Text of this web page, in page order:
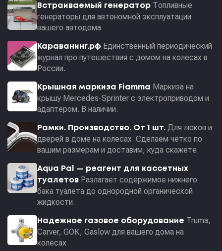
Встраиваемый генератор Топливные
генераторы для автономной эксплуатации
вашего автодома
Караванинг.рф Единственный периодический
журнал про путешествия с домом на колесах в
России.
Крышная маркиза Fiamma Маркиза на
крышу Mercedes-Sprinter с электроприводом и
адаптером. В наличии.
Рамки. Производство. От 1 шт. Для люков и
дверей в доме на колесах. Сделаем чётко по
вашим размерам и доставим, куда скажете.
Aqua Pal — pеагент для кассетных
туалетов Разлагает содержимое нижнего
бака туалета до однородной органической
жидкости.
Надежное газовое оборудование Truma,
Carver, GOK, Gaslow для вашего дома на
колесах